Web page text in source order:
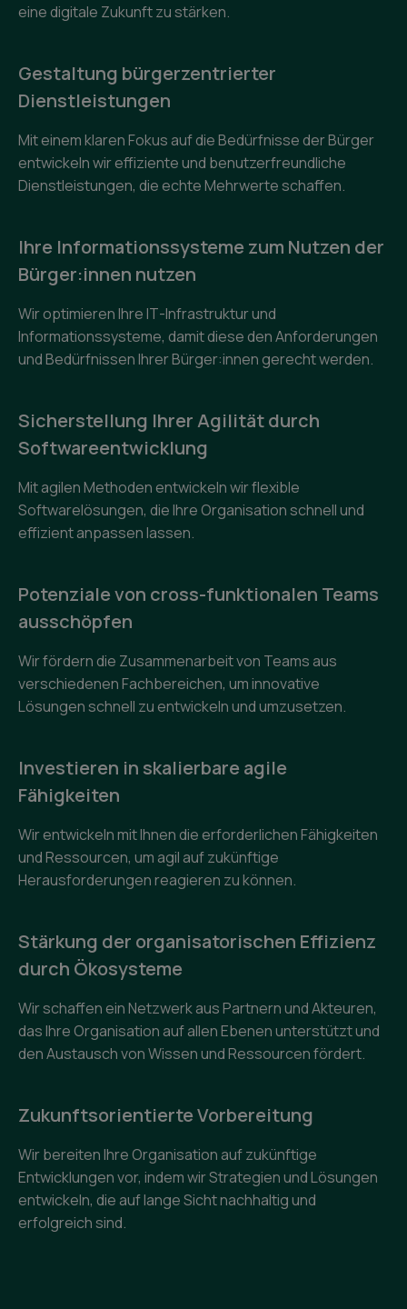
eine digitale Zukunft zu stärken.
Gestaltung bürgerzentrierter
Dienstleistungen
Mit einem klaren Fokus auf die Bedürfnisse der Bürger
entwickeln wir effiziente und benutzerfreundliche
Dienstleistungen, die echte Mehrwerte schaffen.
Ihre Informationssysteme zum Nutzen der
Bürger:innen nutzen
Wir optimieren Ihre IT-Infrastruktur und
Informationssysteme, damit diese den Anforderungen
und Bedürfnissen Ihrer Bürger:innen gerecht werden.
Sicherstellung Ihrer Agilität durch
Softwareentwicklung
Mit agilen Methoden entwickeln wir flexible
Softwarelösungen, die Ihre Organisation schnell und
effizient anpassen lassen.
Potenziale von cross-funktionalen Teams
ausschöpfen
Wir fördern die Zusammenarbeit von Teams aus
verschiedenen Fachbereichen, um innovative
Lösungen schnell zu entwickeln und umzusetzen.
Investieren in skalierbare agile
Fähigkeiten
Wir entwickeln mit Ihnen die erforderlichen Fähigkeiten
und Ressourcen, um agil auf zukünftige
Herausforderungen reagieren zu können.
Stärkung der organisatorischen Effizienz
durch Ökosysteme
Wir schaffen ein Netzwerk aus Partnern und Akteuren,
das Ihre Organisation auf allen Ebenen unterstützt und
den Austausch von Wissen und Ressourcen fördert.
Zukunftsorientierte Vorbereitung
Wir bereiten Ihre Organisation auf zukünftige
Entwicklungen vor, indem wir Strategien und Lösungen
entwickeln, die auf lange Sicht nachhaltig und
erfolgreich sind.